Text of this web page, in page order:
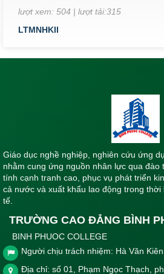
lượt xem: 504 | lượt tải:315
LTMNHKII
học 2023-2024
lượt xem: 413 | lượt tải:278
Lịch thi kết thúc học phần Khoa Y -
Thời gian đăng: 10/05/2024
lượt xem: 571 | lượt tải:361
LTKTHPKN 5/2024
Lịch thi kết thúc học phần khối nghề
Thời gian đăng: 10/05/2024
lượt xem: 442 | lượt tải:297
lthiYD12
Lịch thi kết thúc môn Khoa Y - Dược
Giáo dục nghề nghiệp, nghiên cứu ứng
nhằm cung ứng nguồn nhân lực qua đào
tính cạnh tranh cao, phục vụ phát triển
cả nước và xuất khẩu lao động trong thời
tế.
TRƯỜNG CAO ĐẲNG BÌNH
BINH PHUOC COLLEGE
Người chịu trách nhiệm: Hà Văn Kiên
Địa chỉ: số 01, Phạm Ngọc Thạch,